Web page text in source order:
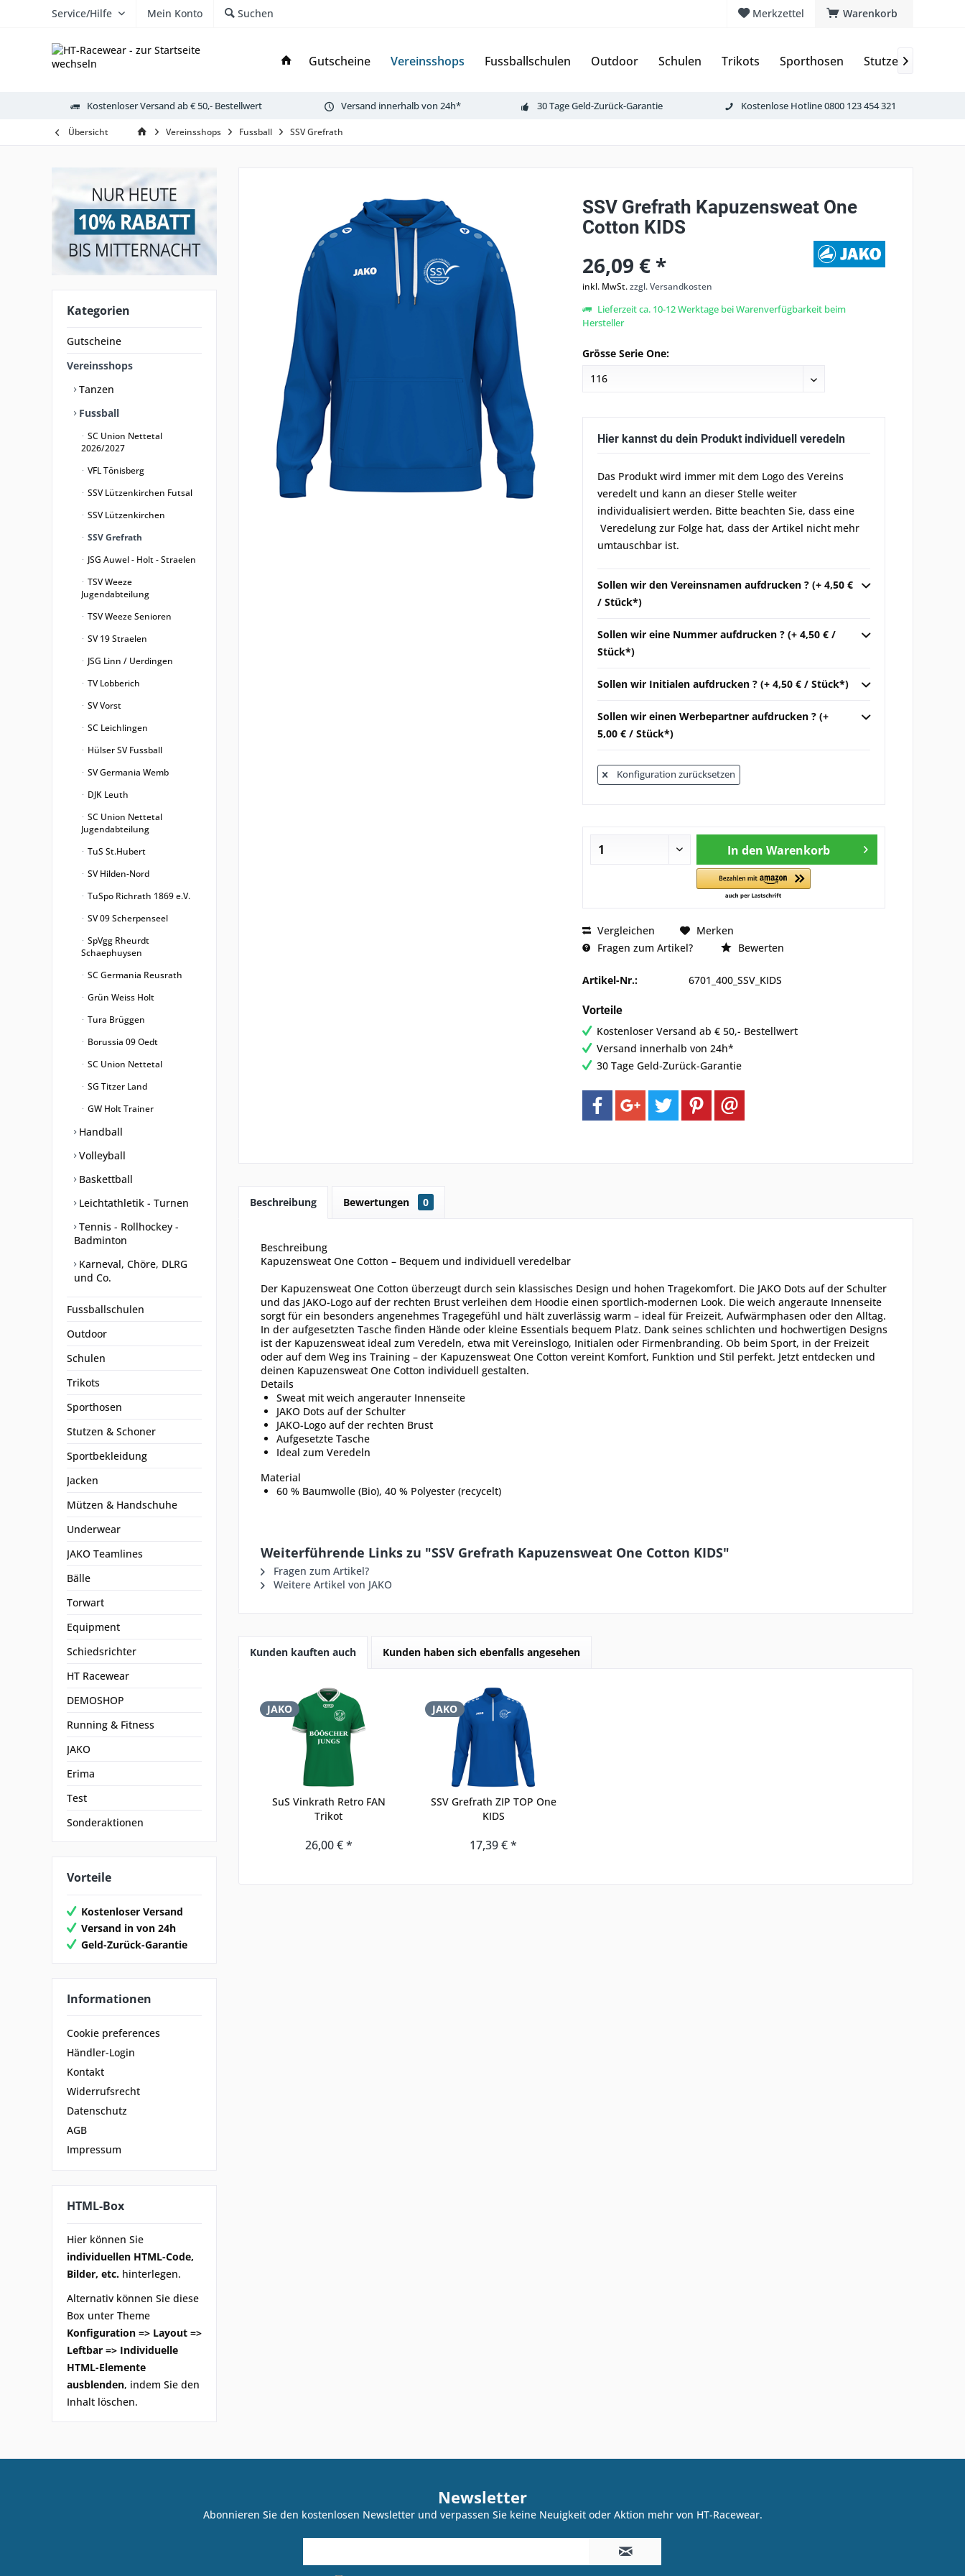
Warenkorb
Merkzettel
Service/Hilfe Mein Konto Suchen
Gutscheine Vereinsshops Fussballschulen Outdoor Schulen Trikots Sporthosen Stutzen & Schoner

Kostenloser Versand ab € 50,- Bestellwert Versand innerhalb von 24h* 30 Tage Geld-Zurück-Garantie Kostenlose Hotline 0800 123 454 321
Übersicht Vereinsshops Fussball SSV Grefrath
Kategorien
Gutscheine
Vereinsshops
Tanzen
Fussball
SC Union Nettetal
2026/2027
VFL Tönisberg
SSV Lützenkirchen Futsal
SSV Lützenkirchen
SSV Grefrath
JSG Auwel - Holt - Straelen
TSV Weeze
Jugendabteilung
TSV Weeze Senioren
SV 19 Straelen
JSG Linn / Uerdingen
TV Lobberich
SV Vorst
SC Leichlingen
Hülser SV Fussball
SV Germania Wemb
DJK Leuth
SC Union Nettetal
Jugendabteilung
TuS St.Hubert
SV Hilden-Nord
TuSpo Richrath 1869 e.V.
SV 09 Scherpenseel
SpVgg Rheurdt
Schaephuysen
SC Germania Reusrath
Grün Weiss Holt
Tura Brüggen
Borussia 09 Oedt
SC Union Nettetal
SG Titzer Land
GW Holt Trainer
Handball
Volleyball
Baskettball
Leichtathletik - Turnen
Tennis - Rollhockey -
Badminton
Karneval, Chöre, DLRG
und Co.
Fussballschulen
Outdoor
Schulen
Trikots
Sporthosen
Stutzen & Schoner
Sportbekleidung
Jacken
Mützen & Handschuhe
Underwear
JAKO Teamlines
Bälle
Torwart
Equipment
Schiedsrichter
HT Racewear
DEMOSHOP
Running & Fitness
JAKO
Erima
Test
Sonderaktionen
Vorteile
Kostenloser Versand
Versand in von 24h
Geld-Zurück-Garantie
Informationen
Cookie preferences
Händler-Login
Kontakt
Widerrufsrecht
Datenschutz
AGB
Impressum
HTML-Box
Hier können Sie
individuellen HTML-Code,
Bilder, etc. hinterlegen.
Alternativ können Sie diese
Box unter Theme
Konfiguration => Layout =>
Leftbar => Individuelle
HTML-Elemente
ausblenden, indem Sie den
Inhalt löschen.
SSV Grefrath Kapuzensweat One
Cotton KIDS
26,09 € *
inkl. MwSt.zzgl. Versandkosten
Lieferzeit ca. 10-12 Werktage bei Warenverfügbarkeit beim
Hersteller
Grösse Serie One:
Hier kannst du dein Produkt individuell veredeln
Das Produkt wird immer mit dem Logo des Vereins
veredelt und kann an dieser Stelle weiter
individualisiert werden. Bitte beachten Sie, dass eine
Veredelung zur Folge hat, dass der Artikel nicht mehr
umtauschbar ist.
Sollen wir den Vereinsnamen aufdrucken ? (+ 4,50 €
/ Stück*)
Sollen wir eine Nummer aufdrucken ? (+ 4,50 € /
Stück*)
Sollen wir Initialen aufdrucken ? (+ 4,50 € / Stück*)
Sollen wir einen Werbepartner aufdrucken ? (+
5,00 € / Stück*)
Konfiguration zurücksetzen
In den Warenkorb
Vergleichen
Merken
Fragen zum Artikel?
Bewerten
Artikel-Nr.: 6701_400_SSV_KIDS
Vorteile
Kostenloser Versand ab € 50,- Bestellwert
Versand innerhalb von 24h*
30 Tage Geld-Zurück-Garantie
Beschreibung Bewertungen 0
Beschreibung
Kapuzensweat One Cotton – Bequem und individuell veredelbar
Der Kapuzensweat One Cotton überzeugt durch sein klassisches Design und hohen Tragekomfort. Die JAKO Dots auf der Schulter
und das JAKO-Logo auf der rechten Brust verleihen dem Hoodie einen sportlich-modernen Look. Die weich angeraute Innenseite
sorgt für ein besonders angenehmes Tragegefühl und hält zuverlässig warm – ideal für Freizeit, Aufwärmphasen oder den Alltag.
In der aufgesetzten Tasche finden Hände oder kleine Essentials bequem Platz. Dank seines schlichten und hochwertigen Designs
ist der Kapuzensweat ideal zum Veredeln, etwa mit Vereinslogo, Initialen oder Firmenbranding. Ob beim Sport, in der Freizeit
oder auf dem Weg ins Training – der Kapuzensweat One Cotton vereint Komfort, Funktion und Stil perfekt. Jetzt entdecken und
deinen Kapuzensweat One Cotton individuell gestalten.
Details
Sweat mit weich angerauter Innenseite
JAKO Dots auf der Schulter
JAKO-Logo auf der rechten Brust
Aufgesetzte Tasche
Ideal zum Veredeln
Material
60 % Baumwolle (Bio), 40 % Polyester (recycelt)
Weiterführende Links zu "SSV Grefrath Kapuzensweat One Cotton KIDS"
Fragen zum Artikel?
Weitere Artikel von JAKO
Kunden kauften auch Kunden haben sich ebenfalls angesehen
JAKO
SuS Vinkrath Retro FAN
Trikot
26,00 € *
JAKO
SSV Grefrath ZIP TOP One
KIDS
17,39 € *
Newsletter
Abonnieren Sie den kostenlosen Newsletter und verpassen Sie keine Neuigkeit oder Aktion mehr von HT-Racewear.